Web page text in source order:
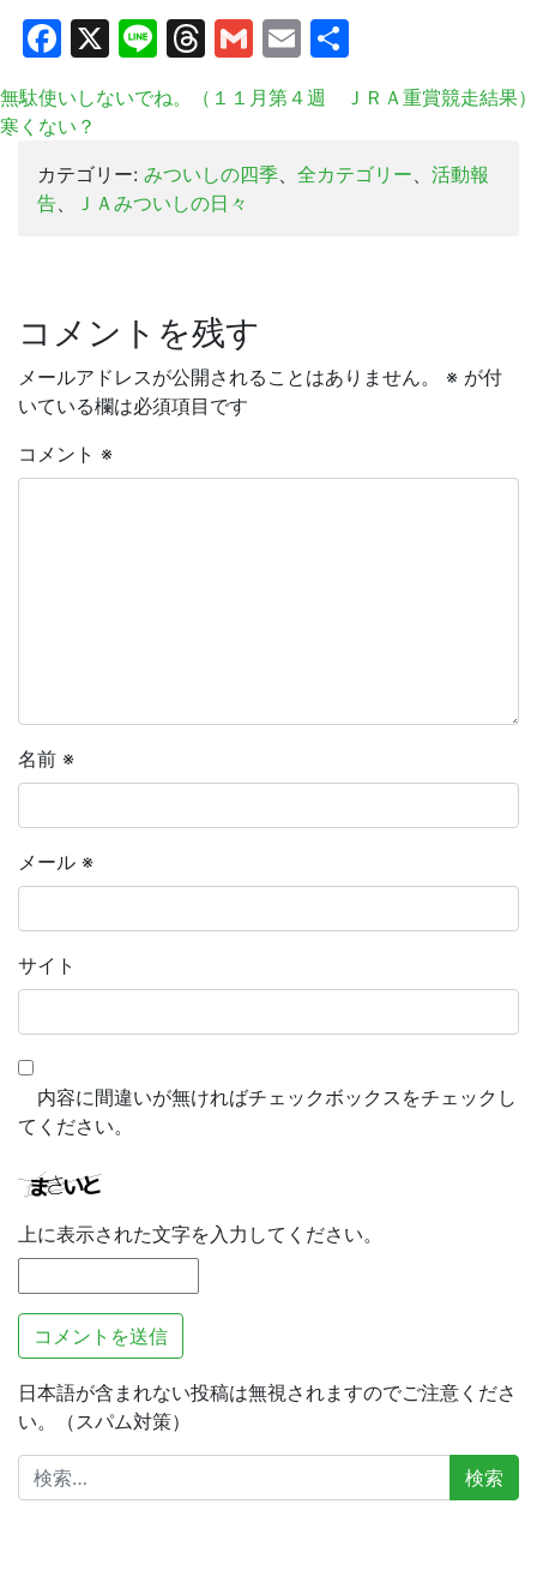
Facebook
X LineThreads
Gmail
Email
無駄使いしないでね。（１１月第４週 ＪＲＡ重賞競走結果）
寒くない？
カテゴリー: みついしの四季、 全カテゴリー、 活動報
告、 ＪＡみついしの日々
コメントを残す
メールアドレスが公開されることはありません。 ※ が付
いている欄は必須項目です
コメント ※
名前 ※
メール ※
サイト
内容に間違いが無ければチェックボックスをチェックし
てください。
上に表示された文字を入力してください。
日本語が含まれない投稿は無視されますのでご注意くださ
い。（スパム対策）
検
索: